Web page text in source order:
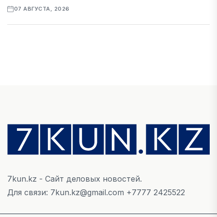
07 АВГУСТА, 2026
Денежно-кредитная политика влияет не
только на спрос, но и на предложение труда
07 АВГУСТА, 2026
НОВОСТИ
обратились в Генеральную прокуратуру
7kun.kz - Сайт деловых новостей.
Для связи: 7kun.kz@gmail.com +7777 2425522